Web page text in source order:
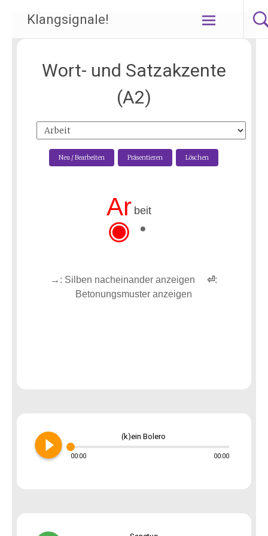
Klangsignale!
Wort- und Satzakzente
(A2)
Neu / Bearbeiten Präsentieren Löschen
Ar beit
→ : Silben nacheinander anzeigen⏎:
Betonungsmuster anzeigen
play_circle_filled (k)ein Bolero
00:00 00:00